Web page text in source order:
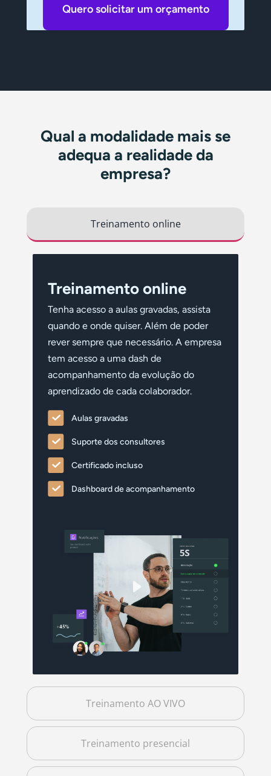
Quero solicitar um orçamento
Qual a modalidade mais se
adequa a realidade da
empresa?
Treinamento online
Treinamento AO VIVO
Treinamento presencial
Treinamento online
Tenha acesso a aulas gravadas, assista
quando e onde quiser. Além de poder
rever sempre que necessário. A empresa
tem acesso a uma dash de
acompanhamento da evolução do
aprendizado de cada colaborador.
Aulas gravadas
Suporte dos consultores
Certificado incluso
Dashboard de acompanhamento